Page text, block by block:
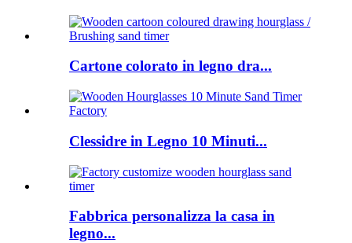
Cartone colorato in legno dra...
Clessidre in Legno 10 Minuti...
Fabbrica personalizza la casa in
legno...